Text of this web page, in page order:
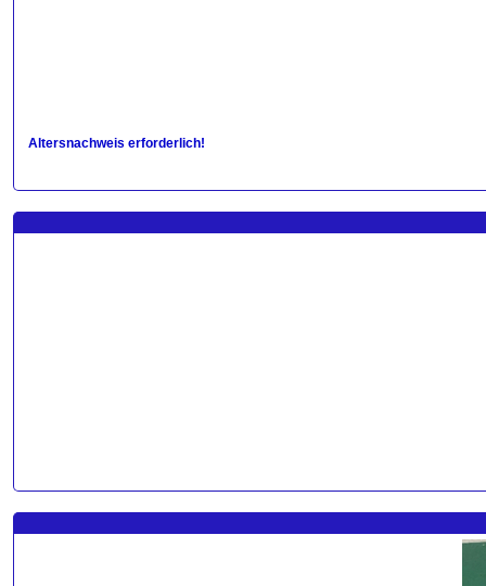
Altersnachweis erforderlich!